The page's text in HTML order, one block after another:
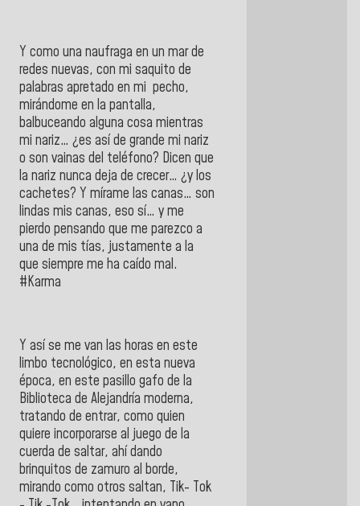
Y como una naufraga en un mar de
redes nuevas, con mi saquito de
palabras apretado en mi pecho,
mirándome en la pantalla,
balbuceando alguna cosa mientras
mi nariz… ¿es así de grande mi nariz
o son vainas del teléfono? Dicen que
la nariz nunca deja de crecer… ¿y los
cachetes? Y mírame las canas… son
lindas mis canas, eso sí… y me
pierdo pensando que me parezco a
una de mis tías, justamente a la
que siempre me ha caído mal.
#Karma
Y así se me van las horas en este
limbo tecnológico, en esta nueva
época, en este pasillo gafo de la
Biblioteca de Alejandría moderna,
tratando de entrar, como quien
quiere incorporarse al juego de la
cuerda de saltar, ahí dando
brinquitos de zamuro al borde,
mirando como otros saltan, Tik- Tok